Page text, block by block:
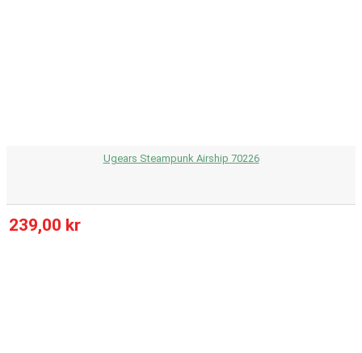
Ugears Steampunk Airship 70226
239,00 kr